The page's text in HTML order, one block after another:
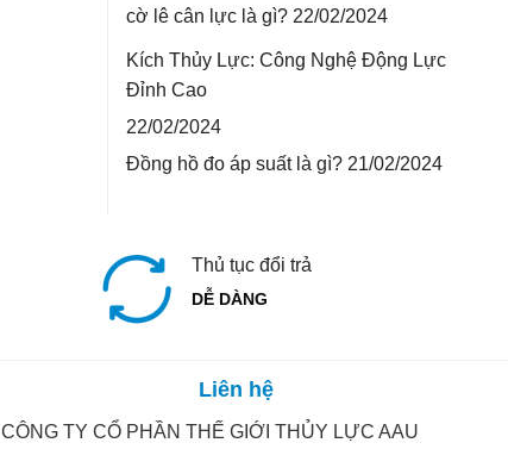
cờ lê cân lực là gì? 22/02/2024
Kích Thủy Lực: Công Nghệ Động Lực
Đỉnh Cao
22/02/2024
Đồng hồ đo áp suất là gì? 21/02/2024
Thủ tục đổi trả
DỄ DÀNG
Liên hệ
CÔNG TY CỔ PHẦN THẾ GIỚI THỦY LỰC AAU